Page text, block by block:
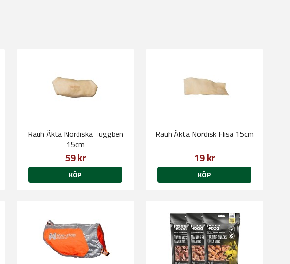
Rauh Äkta Nordiska Tuggben
15cm
59 kr
KÖP
Rauh Äkta Nordisk Flisa 15cm
19 kr
KÖP